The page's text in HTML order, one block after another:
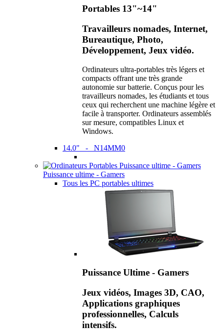
Portables 13"~14"
Travailleurs nomades, Internet,
Bureautique, Photo,
Développement, Jeux vidéo.
Ordinateurs ultra-portables très légers et
compacts offrant une très grande
autonomie sur batterie. Conçus pour les
travailleurs nomades, les étudiants et tous
ceux qui recherchent une machine légère et
facile à transporter. Ordinateurs assemblés
sur mesure, compatibles Linux et
Windows.
14.0" - N14MM0
Puissance ultime - Gamers
Tous les PC portables ultimes
Puissance Ultime - Gamers
Jeux vidéos, Images 3D, CAO,
Applications graphiques
professionnelles, Calculs
intensifs.